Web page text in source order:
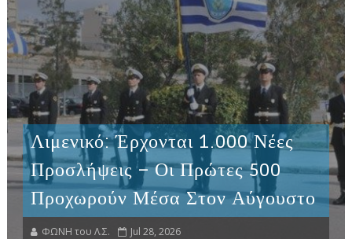
Λιμενικό: Έρχονται 1.000 Νέες
Προσλήψεις – Οι Πρώτες 500
Προχωρούν Μέσα Στον Αύγουστο
ΦΩΝΗ του Λ.Σ. Jul 28, 2026